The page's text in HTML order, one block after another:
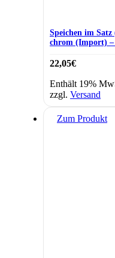
Speichen im
chrom (Import)
22,05€
Enthält 19%
zzgl. Versand
Zum Produkt